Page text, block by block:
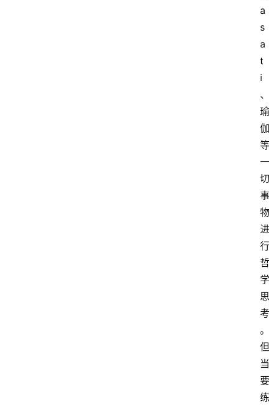
a
s
a
t
i
、
瑜
伽
等
一
切
事
物
进
行
哲
学
思
考
。
但
当
要
练